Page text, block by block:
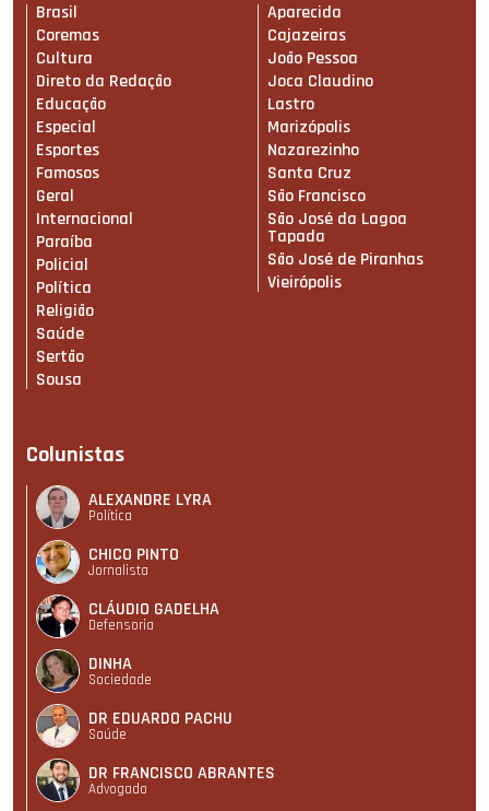
Brasil
Coremas
Cultura
Direto da Redação
Educação
Especial
Esportes
Famosos
Geral
Internacional
Paraíba
Policial
Política
Religião
Saúde
Sertão
Sousa
Aparecida
Cajazeiras
João Pessoa
Joca Claudino
Lastro
Marizópolis
Nazarezinho
Santa Cruz
São Francisco
São José da Lagoa
Tapada
São José de Piranhas
Vieirópolis
Colunistas
ALEXANDRE LYRA
Política
CHICO PINTO
Jornalista
CLÁUDIO GADELHA
Defensoria
DINHA
Sociedade
DR EDUARDO PACHU
Saúde
DR FRANCISCO ABRANTES
Advogado